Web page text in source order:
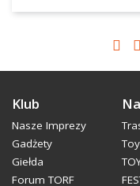
Klub
Nasze Imprezy
Gadżety
Giełda
Forum TORF